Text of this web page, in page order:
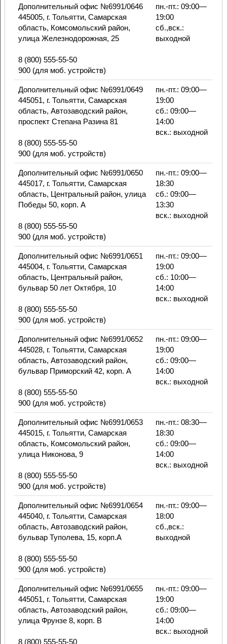
Дополнительный офис №6991/0646
445005, г. Тольятти, Самарская
область, Комсомольский район,
улица Железнодорожная, 25
8 (800) 555-55-50
900 (для моб. устройств)
пн.-пт.: 09:00—
19:00
сб.,вск.:
выходной
Дополнительный офис №6991/0649
445051, г. Тольятти, Самарская
область, Автозаводский район,
проспект Степана Разина 81
8 (800) 555-55-50
900 (для моб. устройств)
пн.-пт.: 09:00—
19:00
сб.: 09:00—
14:00
вск.: выходной
Дополнительный офис №6991/0650
445017, г. Тольятти, Самарская
область, Центральный район, улица
Победы 50, корп. А
8 (800) 555-55-50
900 (для моб. устройств)
пн.-пт.: 09:00—
18:30
сб.: 09:00—
13:30
вск.: выходной
Дополнительный офис №6991/0651
445004, г. Тольятти, Самарская
область, Центральный район,
бульвар 50 лет Октября, 10
8 (800) 555-55-50
900 (для моб. устройств)
пн.-пт.: 09:00—
19:00
сб.: 10:00—
14:00
вск.: выходной
Дополнительный офис №6991/0652
445028, г. Тольятти, Самарская
область, Автозаводский район,
бульвар Приморский 42, корп. А
8 (800) 555-55-50
900 (для моб. устройств)
пн.-пт.: 09:00—
19:00
сб.: 09:00—
14:00
вск.: выходной
Дополнительный офис №6991/0653
445015, г. Тольятти, Самарская
область, Комсомольский район,
улица Никонова, 9
8 (800) 555-55-50
900 (для моб. устройств)
пн.-пт.: 08:30—
18:30
сб.: 09:00—
14:00
вск.: выходной
Дополнительный офис №6991/0654
445040, г. Тольятти, Самарская
область, Автозаводский район,
бульвар Туполева, 15, корп.А
8 (800) 555-55-50
900 (для моб. устройств)
пн.-пт.: 09:00—
18:00
сб.,вск.:
выходной
Дополнительный офис №6991/0655
445051, г. Тольятти, Самарская
область, Автозаводский район,
улица Фрунзе 8, корп. В
8 (800) 555-55-50
пн.-пт.: 09:00—
19:00
сб.: 09:00—
14:00
вск.: выходной